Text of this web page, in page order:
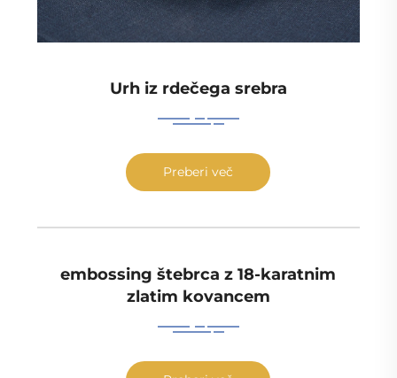
Urh iz rdečega srebra
Preberi več
embossing štebrca z 18-karatnim
zlatim kovancem